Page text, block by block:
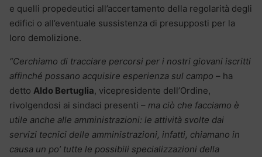
e quelli propedeutici all’accertamento della regolarità degli
edifici o all’eventuale sussistenza di presupposti per la
loro demolizione.
“Cerchiamo di tracciare percorsi per i nostri giovani iscritti
affinché possano acquisire esperienza sul campo – ha
detto Aldo Bertuglia, vicepresidente dell’Ordine,
rivolgendosi ai sindaci presenti – ma ciò che facciamo è
utile anche alle amministrazioni: le attività svolte dai
servizi tecnici delle amministrazioni, infatti, chiamano in
causa un po’ tutte le possibili specializzazioni della